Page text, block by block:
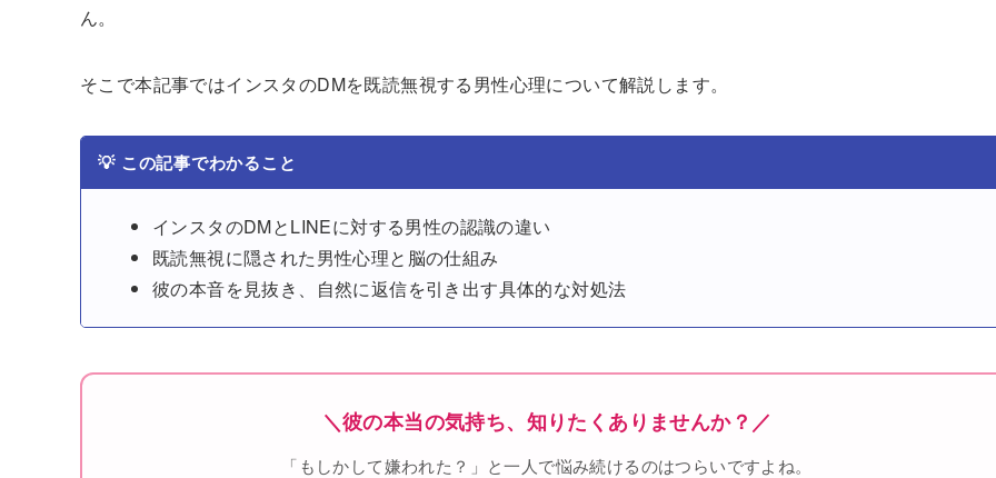
ん。
そこで本記事ではインスタのDMを既読無視する男性心理について解説します。
💡 この記事でわかること
インスタのDMとLINEに対する男性の認識の違い
既読無視に隠された男性心理と脳の仕組み
彼の本音を見抜き、自然に返信を引き出す具体的な対処法
＼彼の本当の気持ち、知りたくありませんか？／
「もしかして嫌われた？」と一人で悩み続けるのはつらいですよね。